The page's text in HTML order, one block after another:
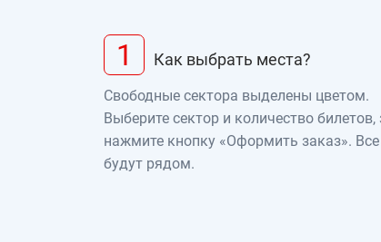
1 Как выбрать места?
Свободные сектора выделены цветом.
Выберите сектор и количество билетов,
нажмите кнопку «Оформить заказ».
будут рядом.